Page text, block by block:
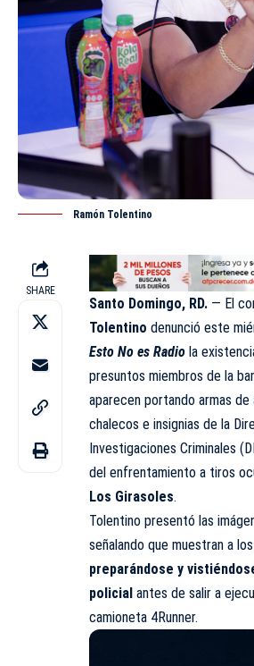
Ramón Tolentino
SHARE
Santo Domingo, RD. — El
Tolentino denunció este
Esto No es Radio la
presuntos miembros de la
aparecen portando armas
chalecos e insignias de la
Investigaciones Criminales
del enfrentamiento a tiros
Los Girasoles.
Tolentino presentó las
señalando que muestran a
preparándose y
policial antes de salir a
camioneta 4Runner.